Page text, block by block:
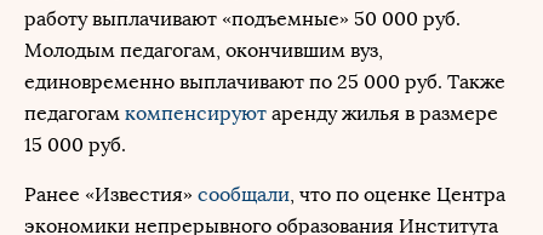
работу выплачивают «подъемные» 50 000 руб.
Молодым педагогам, окончившим вуз,
единовременно выплачивают по 25 000 руб. Также
педагогам компенсируют аренду жилья в размере
15 000 руб.
Ранее «Известия» сообщали, что по оценке Центра
экономики непрерывного образования Института